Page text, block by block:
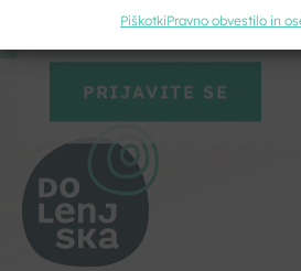
PiškotkiPravno obvestilo in
trženje in omogočiti to
osebnimi podatki bomo ravnali
varstvu podatkov GDPR.